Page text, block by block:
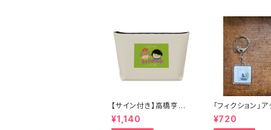
【サイン付き】高橋亨明×
河野圭佑コラボイラスト
ポーチ
¥1,140
「フィクション」
キーホルダー
¥720